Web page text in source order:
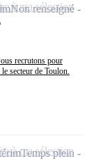
recrutons pour
secteur de Toulon.
Non renseigné
à ma sélection
Temps plein
à ma sélection